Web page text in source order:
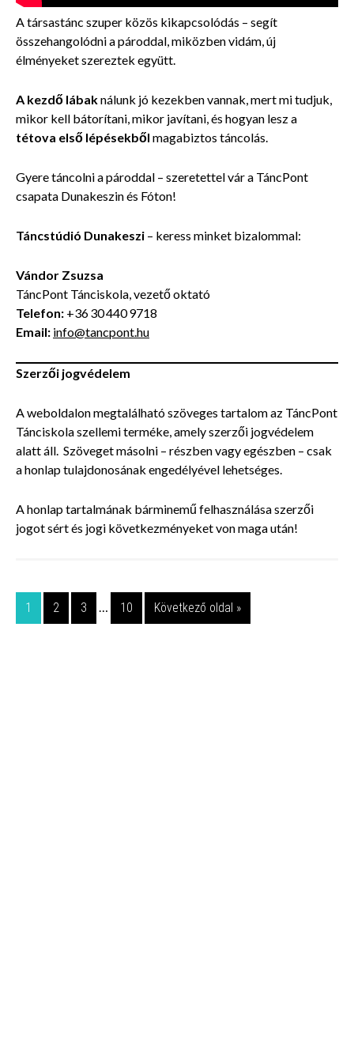
A társastánc szuper közös kikapcsolódás – segít
összehangolódni a pároddal, miközben vidám, új
élményeket szereztek együtt.
A kezdő lábaknálunk jó kezekben vannak, mert mi tudjuk,
mikor kell bátorítani, mikor javítani, és hogyan lesz a
tétova első lépésekből magabiztos táncolás.
Gyere táncolni a pároddal – szeretettel vár a TáncPont
csapata Dunakeszin és Fóton!
Táncstúdió Dunakeszi – keress minket bizalommal:
Vándor Zsuzsa
TáncPont Tánciskola, vezető oktató
Telefon: +36 30 440 9718
Email: info@tancpont.hu
Szerzői jogvédelem
A weboldalon megtalálható szöveges tartalom az TáncPont
Tánciskola szellemi terméke, amely szerzői jogvédelem
alatt áll. Szöveget másolni – részben vagy egészben – csak
a honlap tulajdonosának engedélyével lehetséges.
A honlap tartalmának bárminemű felhasználása szerzői
jogot sért és jogi következményeket von maga után!
1 2 3 … 10 Következő oldal »